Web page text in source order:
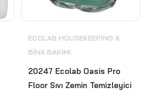
ECOLAB HOUSEKEEPING &
BİNA BAKIMI
20247 Ecolab Oasis Pro
Floor Sıvı Zemin Temizleyici